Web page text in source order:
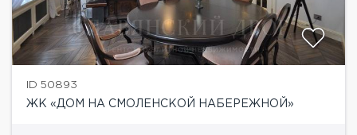
ID 50893
ЖК «ДОМ НА СМОЛЕНСКОЙ НАБЕРЕЖНОЙ»